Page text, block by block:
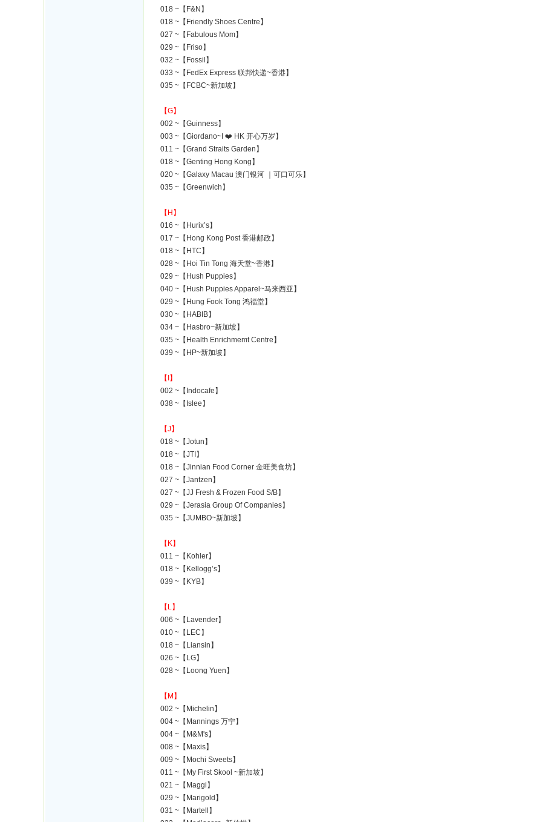
018 ~【F&N】
018 ~【Friendly Shoes Centre】
027 ~【Fabulous Mom】
029 ~【Friso】
032 ~【Fossil】
033 ~【FedEx Express 联邦快递~香港】
035 ~【FCBC~新加坡】
【G】
002 ~【Guinness】
003 ~【Giordano~I ❤️ HK 开心万岁】
011 ~【Grand Straits Garden】
018 ~【Genting Hong Kong】
020 ~【Galaxy Macau 澳门银河 ｜可口可乐】
035 ~【Greenwich】
【H】
016 ~【Hurix’s】
017 ~【Hong Kong Post 香港邮政】
018 ~【HTC】
028 ~【Hoi Tin Tong 海天堂~香港】
029 ~【Hush Puppies】
040 ~【Hush Puppies Apparel~马来西亚】
029 ~【Hung Fook Tong 鸿福堂】
030 ~【HABIB】
034 ~【Hasbro~新加坡】
035 ~【Health Enrichmemt Centre】
039 ~【HP~新加坡】
【I】
002 ~【Indocafe】
038 ~【Islee】
【J】
018 ~【Jotun】
018 ~【JTI】
018 ~【Jinnian Food Corner 金旺美食坊】
027 ~【Jantzen】
027 ~【JJ Fresh & Frozen Food S/B】
029 ~【Jerasia Group Of Companies】
035 ~【JUMBO~新加坡】
【K】
011 ~【Kohler】
018 ~【Kellogg’s】
039 ~【KYB】
【L】
006 ~【Lavender】
010 ~【LEC】
018 ~【Liansin】
026 ~【LG】
028 ~【Loong Yuen】
【M】
002 ~【Michelin】
004 ~【Mannings 万宁】
004 ~【M&M's】
008 ~【Maxis】
009 ~【Mochi Sweets】
011 ~【My First Skool ~新加坡】
021 ~【Maggi】
029 ~【Marigold】
031 ~【Martell】